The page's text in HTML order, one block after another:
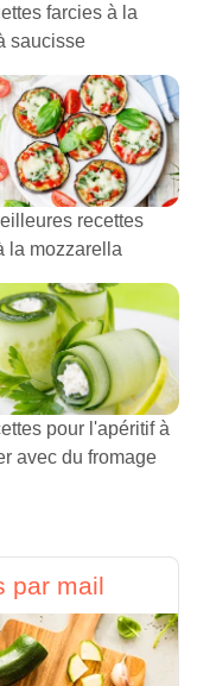
farcies à la
saucisse
recettes
la mozzarella
pour l'apéritif à
avec du fromage
par mail